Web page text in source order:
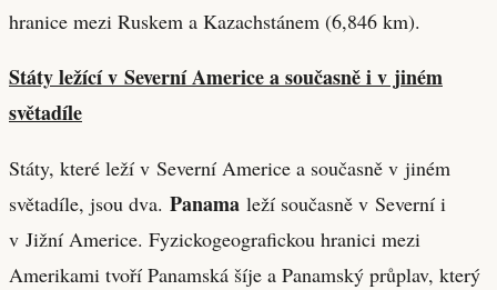
hranice mezi Ruskem a Kazachstánem (6,846 km).
Státy ležící v Severní Americe a současně i v jiném
světadíle
Státy, které leží v Severní Americe a současně v jiném
světadíle, jsou dva. Panama leží současně v Severní i
v Jižní Americe. Fyzickogeografickou hranici mezi
Amerikami tvoří Panamská šíje a Panamský průplav, který